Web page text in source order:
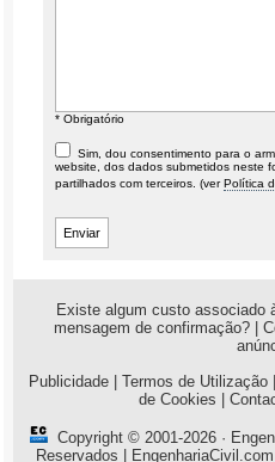
* Obrigatório
Sim, dou consentimento para o
website, dos dados submetidos neste
partilhados com terceiros. (verPolítica
Existe algum custo associado
mensagem de confirmação?
Publicidade
Termos de Utilização
de Cookies
Copyright © 2001-2026 ·
Reservados |